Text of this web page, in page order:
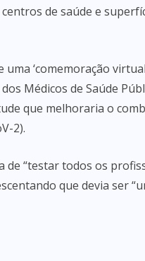
de saúde e
‘comemoração
Médicos de Saúde
que melhoraria o
2).
“testar todos os
que devia ser